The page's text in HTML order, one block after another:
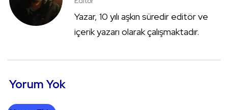
Yazar, 10 yılı aşkın süredir editör ve
içerik yazarı olarak çalışmaktadır.
Yorum Yok